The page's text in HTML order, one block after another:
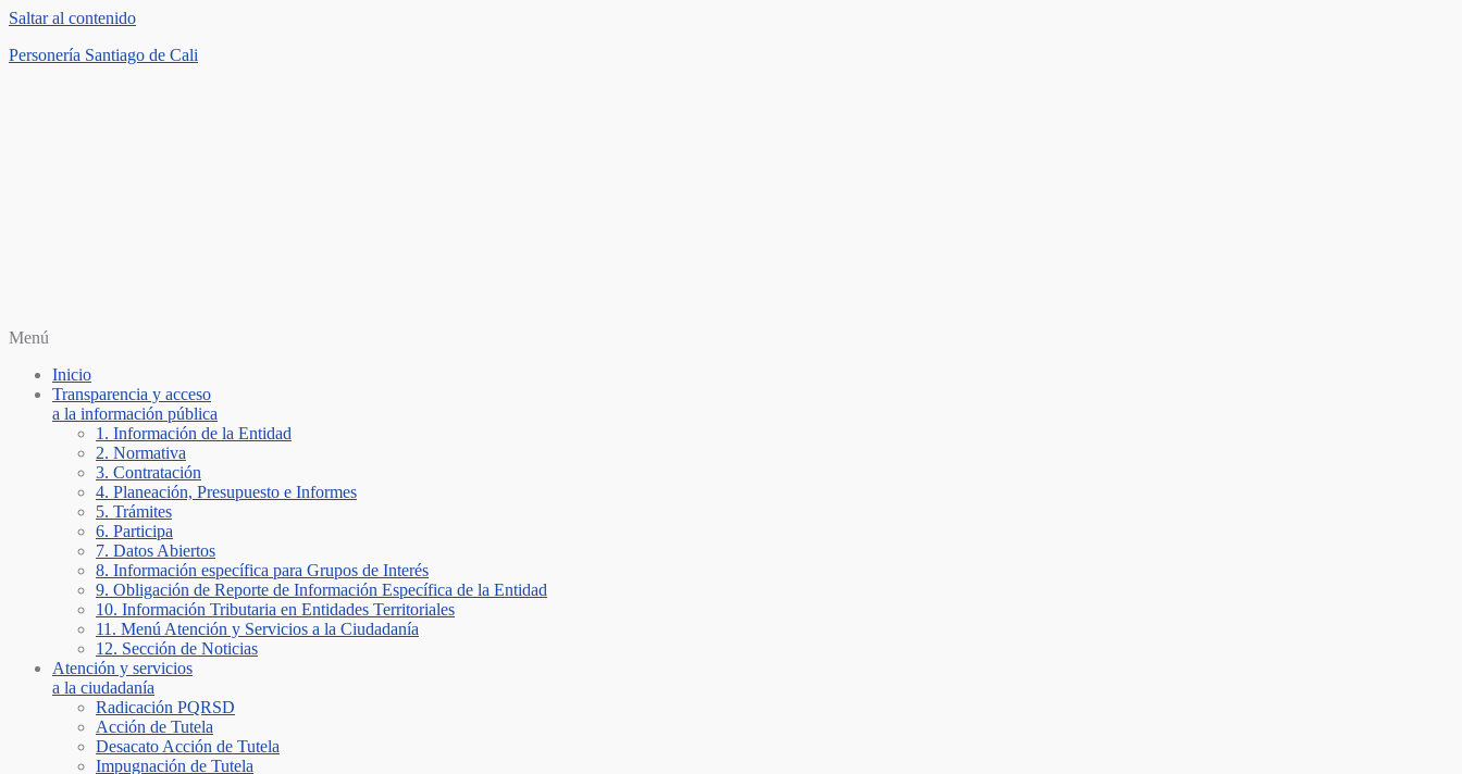
Saltar al contenido
Personería Santiago de Cali
Menú
Inicio
Transparencia y acceso
a la información pública
1. Información de la Entidad
2. Normativa
3. Contratación
4. Planeación, Presupuesto e Informes
5. Trámites
6. Participa
7. Datos Abiertos
8. Información específica para Grupos de Interés
9. Obligación de Reporte de Información Específica de la Entidad
10. Información Tributaria en Entidades Territoriales
11. Menú Atención y Servicios a la Ciudadanía
12. Sección de Noticias
Atención y servicios
a la ciudadanía
Radicación PQRSD
Acción de Tutela
Desacato Acción de Tutela
Impugnación de Tutela